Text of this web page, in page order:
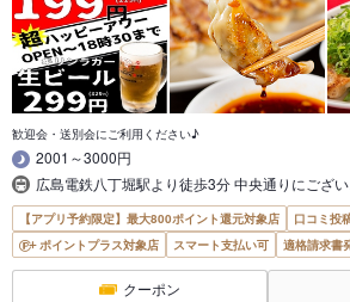
歓迎会・送別会にご利用ください♪
2001～3000円
広島電鉄八丁堀駅より徒歩3分 中央通りにござ
【アプリ予約限定】最大800ポイント還元対象店
口コミ投
ポイントプラス対象店
スマート支払い可 適格請求書
クーポン